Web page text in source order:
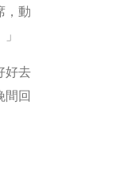
，動
好去
間回